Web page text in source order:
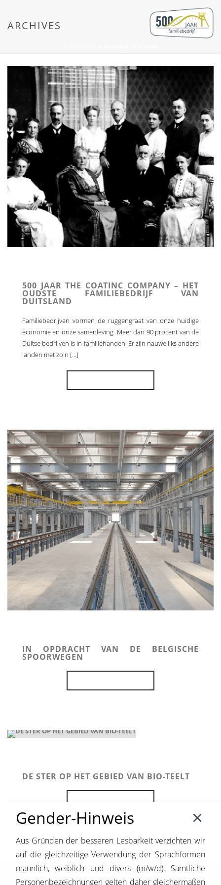
ARCHIVES
500 JAAR THE COATINC COMPANY – HET
OUDSTE FAMILIEBEDRIJF VAN
DUITSLAND
Familiebedrijven vormen de ruggengraat van onze huidige
economie en onze samenleving. Meer dan 90 procent van de
Duitse bedrijven is in familiehanden. Er zijn nauwelijks andere
landen met zo'n [...]
IN OPDRACHT VAN DE BELGISCHE
SPOORWEGEN
DE STER OP HET GEBIED VAN BIO-TEELT
Gender-Hinweis
Aus Gründen der besseren Lesbarkeit verzichten wir
auf die gleichzeitige Verwendung der Sprachformen
männlich, weiblich und divers (m/w/d). Sämtliche
Personenbezeichnungen gelten daher gleichermaßen